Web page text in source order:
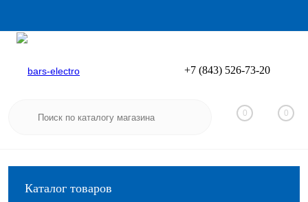
Вход
+7 (843) 526-73-20
0 0
Каталог товаров